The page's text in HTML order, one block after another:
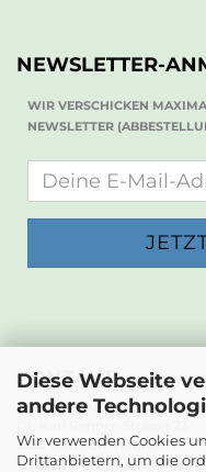
Diese Webseite
andere
Wir verwenden Cookies
Drittanbietern, um die
NEWSLETTER-
WIR VERSCHICKEN
NEWSLETTER
KONTAKT
Die Papierwerkstatt
2232 Deutsch-Wagram